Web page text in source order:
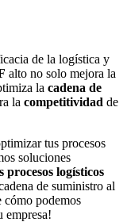
de la logística y
alto no solo mejora la
la cadena de
la competitividad de
tus procesos
soluciones
procesos logísticos
de suministro al
cómo podemos
empresa!